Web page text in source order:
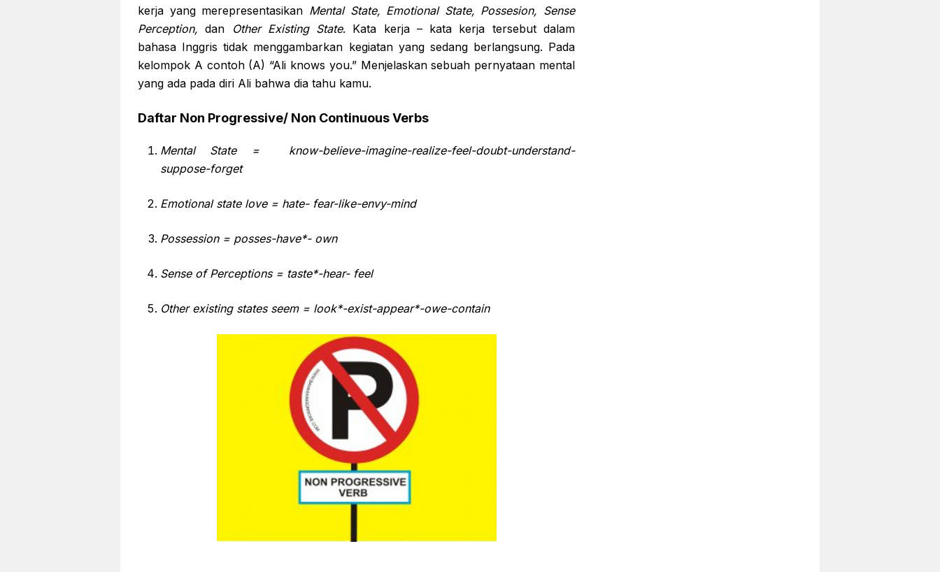
kerja yang merepresentasikan Mental State, Emotional State, Possesion, Sense
Perception, dan Other Existing State. Kata kerja – kata kerja tersebut dalam
bahasa Inggris tidak menggambarkan kegiatan yang sedang berlangsung. Pada
kelompok A contoh (A) “Ali knows you.” Menjelaskan sebuah pernyataan mental
yang ada pada diri Ali bahwa dia tahu kamu.
Daftar Non Progressive/ Non Continuous Verbs
Mental State = know-believe-imagine-realize-feel-doubt-understand-
suppose-forget
Emotional state love = hate- fear-like-envy-mind
Possession = posses-have*- own
Sense of Perceptions = taste*-hear- feel
Other existing states seem = look*-exist-appear*-owe-contain